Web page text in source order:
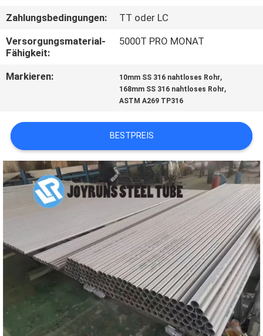
MIT
IN
VERBINDUNG
SIE
EIN
ZITAT
SEITENVERZEICHNIS
DATENSCHUTZ-
BESTIMMUNGEN
Zahlungsbedingungen:
TT oder LC
Versorgungsmaterial-
Fähigkeit:
5000T PRO MONAT
Markieren: 10mm SS 316 nahtloses Rohr,
168mm SS 316 nahtloses Rohr,
ASTM A269 TP316
BESTPREIS